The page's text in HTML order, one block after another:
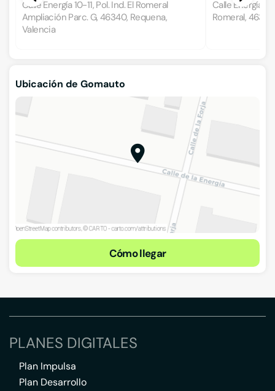
Calle Energía 10-11, Pol. Ind. El Romeral
Ampliación Parc. G, 46340, Requena,
Valencia
Calle Energía s/
Romeral,
Ubicación de Gomauto
Cómo llegar
PLANES DIGITALES
Plan Impulsa
Plan Desarrollo